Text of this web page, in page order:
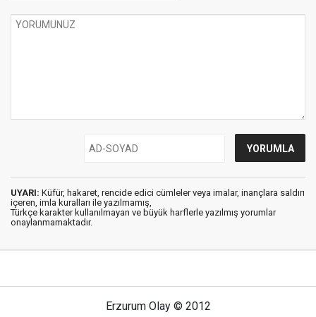
UYARI: Küfür, hakaret, rencide edici cümleler veya imalar, inançlara saldırı
içeren, imla kuralları ile yazılmamış,
Türkçe karakter kullanılmayan ve büyük harflerle yazılmış yorumlar
onaylanmamaktadır.
Erzurum Olay © 2012